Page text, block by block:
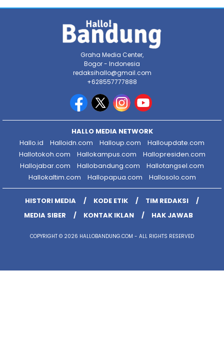
Graha Media Center,
Bogor - Indonesia
redaksihallo@gmail.com
+628557777888
HALLO MEDIA NETWORK
Hallo.id
Halloidn.com Halloup.com
Halloupdate.com
Hallotokoh.com
Hallokampus.com
Hallopresiden.com
Hallojabar.com
Hallobandung.com
Hallotangsel.com
Hallokaltim.com
Hallopapua.com Hallosolo.com
HISTORI MEDIA KODE ETIK
TIM REDAKSI
MEDIA SIBER
KONTAK IKLAN HAK JAWAB
COPYRIGHT © 2026 HALLOBANDUNG.COM - ALL RIGHTS RESERVED